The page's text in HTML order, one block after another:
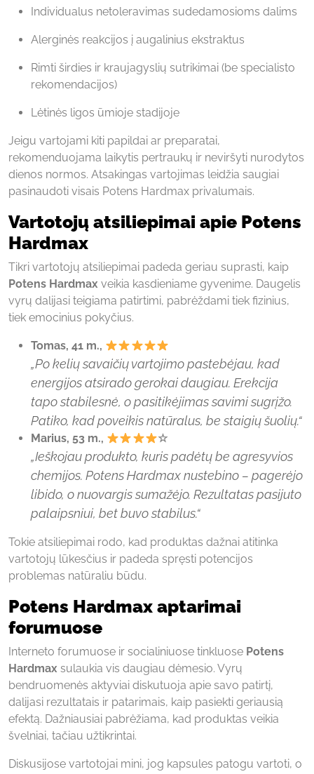
Individualus netoleravimas sudedamosioms dalims
Alerginės reakcijos į augalinius ekstraktus
Rimti širdies ir kraujagyslių sutrikimai (be specialisto
rekomendacijos)
Lėtinės ligos ūmioje stadijoje
Jeigu vartojami kiti papildai ar preparatai,
rekomenduojama laikytis pertraukų ir neviršyti nurodytos
dienos normos. Atsakingas vartojimas leidžia saugiai
pasinaudoti visais Potens Hardmax privalumais.
Vartotojų atsiliepimai apie Potens
Hardmax
Tikri vartotojų atsiliepimai padeda geriau suprasti, kaip
Potens Hardmax veikia kasdieniame gyvenime. Daugelis
vyrų dalijasi teigiama patirtimi, pabrėždami tiek fizinius,
tiek emocinius pokyčius.
Tomas, 41 m.,
„Po kelių savaičių vartojimo pastebėjau, kad
energijos atsirado gerokai daugiau. Erekcija
tapo stabilesnė, o pasitikėjimas savimi sugrįžo.
Patiko, kad poveikis natūralus, be staigių šuolių.“
Marius, 53 m., ☆
„Ieškojau produkto, kuris padėtų be agresyvios
chemijos. Potens Hardmax nustebino – pagerėjo
libido, o nuovargis sumažėjo. Rezultatas pasijuto
palaipsniui, bet buvo stabilus.“
Tokie atsiliepimai rodo, kad produktas dažnai atitinka
vartotojų lūkesčius ir padeda spręsti potencijos
problemas natūraliu būdu.
Potens Hardmax aptarimai
forumuose
Interneto forumuose ir socialiniuose tinkluose Potens
Hardmax sulaukia vis daugiau dėmesio. Vyrų
bendruomenės aktyviai diskutuoja apie savo patirtį,
dalijasi rezultatais ir patarimais, kaip pasiekti geriausią
efektą. Dažniausiai pabrėžiama, kad produktas veikia
švelniai, tačiau užtikrintai.
Diskusijose vartotojai mini, jog kapsules patogu vartoti, o